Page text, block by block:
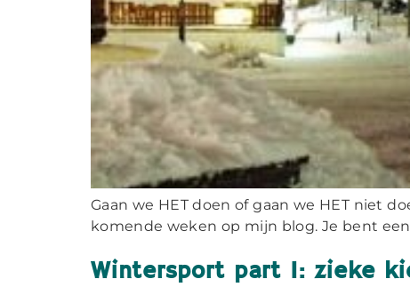
Gaan we HET doen of gaan we HET niet
komende weken op mijn blog. Je bent
Wintersport part I: zieke